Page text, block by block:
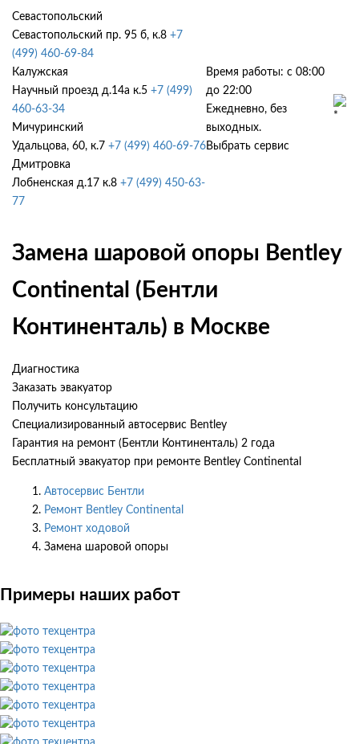
Севастопольский
Севастопольский пр. 95 б, к.8 +7
(499) 460-69-84
Калужская
Научный проезд д.14а к.5 +7 (499)
460-63-34
Мичуринский
Удальцова, 60, к.7 +7 (499) 460-69-76
Дмитровка
Лобненская д.17 к.8 +7 (499) 450-63-
77
Время работы: с 08:00
до 22:00
Ежедневно, без
выходных.
Выбрать сервис
Замена шаровой опоры Bentley
Continental (Бентли
Континенталь) в Москве
Диагностика
Заказать эвакуатор
Получить консультацию
Специализированный автосервис Bentley
Гарантия на ремонт (Бентли Континенталь) 2 года
Бесплатный эвакуатор при ремонте Bentley Continental
Автосервис Бентли
Ремонт Bentley Continental
Ремонт ходовой
Замена шаровой опоры
Примеры наших работ